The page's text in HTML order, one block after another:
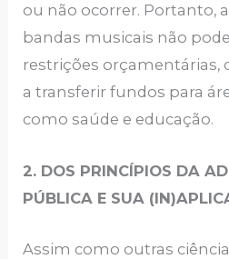
ou não ocorrer. Portanto,
bandas musicais não
restrições
a transferir fundos para
como saúde e educação.
2. DOS PRINCÍPIOS DA
PÚBLICA E SUA
Assim como outras